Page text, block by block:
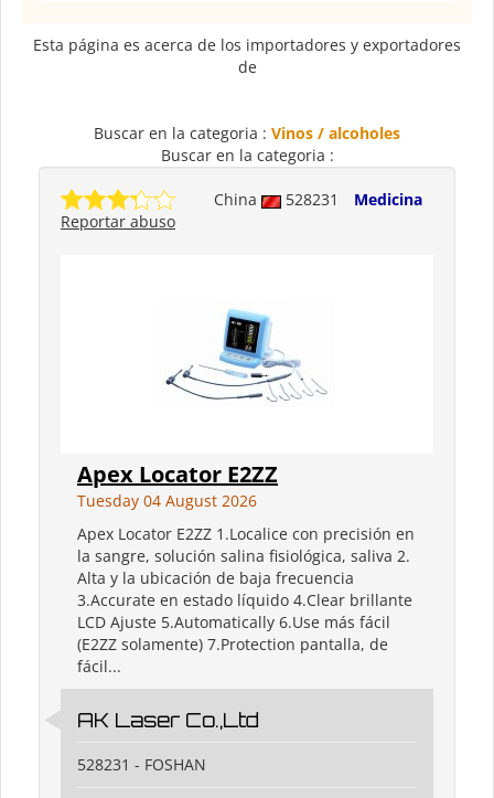
Esta página es acerca de los importadores y exportadores
de
Buscar en la categoria : Vinos / alcoholes
Buscar en la categoria :
China 528231
Medicina
Reportar abuso
Apex Locator E2ZZ
Tuesday 04 August 2026
Apex Locator E2ZZ 1.Localice con precisión en
la sangre, solución salina fisiológica, saliva 2.
Alta y la ubicación de baja frecuencia
3.Accurate en estado líquido 4.Clear brillante
LCD Ajuste 5.Automatically 6.Use más fácil
(E2ZZ solamente) 7.Protection pantalla, de
fácil...
AK Laser Co.,Ltd
528231 - FOSHAN